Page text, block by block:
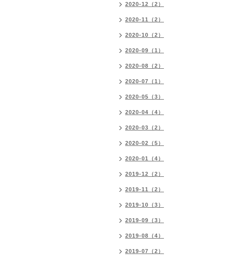
2020-12（2）
2020-11（2）
2020-10（2）
2020-09（1）
2020-08（2）
2020-07（1）
2020-05（3）
2020-04（4）
2020-03（2）
2020-02（5）
2020-01（4）
2019-12（2）
2019-11（2）
2019-10（3）
2019-09（3）
2019-08（4）
2019-07（2）